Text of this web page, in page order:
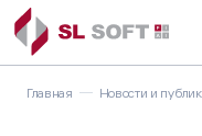
Главная Новости и